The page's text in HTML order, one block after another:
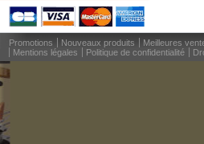
Promotions Nouveaux produits Meilleures
Mentions légales
Politique de confidentialité